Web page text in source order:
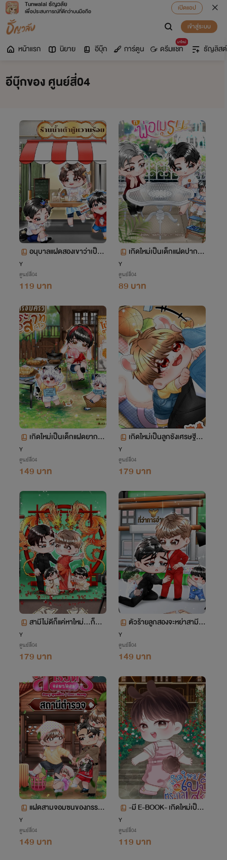
Tunwalai ธัญวลัย
เพื่อประสบการณ์ที่ดีกว่าบนมือถือ
เปิดแอป
เข้าสู่ระบบ
หน้าแรก นิยาย อีบุ๊ก การ์ตูน
มาใหม่
ดรีมแชท ธัญลิสต์
อีบุ๊กของ ศูนย์สี่04
อนุบาลแฝดสองเขาว่าเป็นตั
Y
ศูนย์สี่04
119 บาท
เกิดใหม่เป็นเด็กแฝดปากแจ๋
Y
ศูนย์สี่04
89 บาท
เกิดใหม่เป็นเด็กแฝดยากจน
eg,ไฮบริด)
Y
ศูนย์สี่04
149 บาท
เกิดใหม่เป็นลูกชังเศรษฐีนัก
Y
ศูนย์สี่04
179 บาท
สามีไม่ดีก็แค่หาใหม่...ก็ตัวแ
Y
ศูนย์สี่04
179 บาท
ตัวร้ายลูกสองจะหย่าสามีป
Y
ศูนย์สี่04
149 บาท
แฝดสามจอมซนของภรรยา
g)
Y
ศูนย์สี่04
149 บาท
-มี E-BOOK- เกิดใหม่เป็นเ
(Omegaverse/ไฮบริด)
Y
ศูนย์สี่04
119 บาท